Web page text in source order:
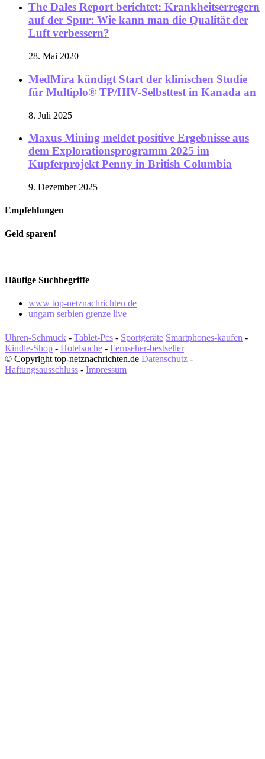
The Dales Report berichtet: Krankheitserregern
auf der Spur: Wie kann man die Qualität der
Luft verbessern?
28. Mai 2020
MedMira kündigt Start der klinischen Studie
für Multiplo® TP/HIV-Selbsttest in Kanada an
8. Juli 2025
Maxus Mining meldet positive Ergebnisse aus
dem Explorationsprogramm 2025 im
Kupferprojekt Penny in British Columbia
9. Dezember 2025
Empfehlungen
Geld sparen!
Häufige Suchbegriffe
www top-netznachrichten de
ungarn serbien grenze live
Uhren-Schmuck - Tablet-Pcs - Sportgeräte Smartphones-kaufen -
Kindle-Shop - Hotelsuche - Fernseher-bestseller
© Copyright top-netznachrichten.de Datenschutz -
Haftungsausschluss - Impressum